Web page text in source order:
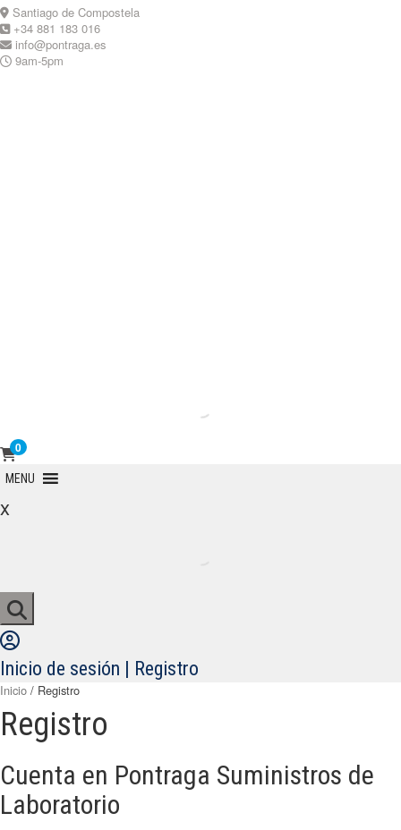
Skip
to
content
Santiago de Compostela
+34 881 183 016
info@pontraga.es
9am-5pm
0
Primary
MENU
x
Inicio de sesión | Registro
Inicio / Registro
Registro
Cuenta en Pontraga Suministros de
Laboratorio